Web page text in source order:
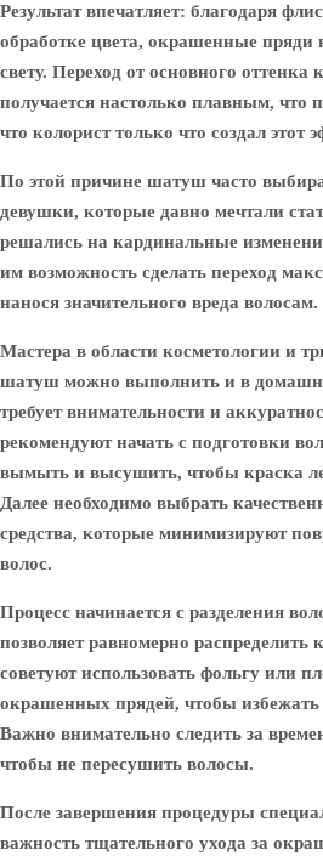
Результат впечатляет: благодаря
обработке цвета, окрашенные пряди
свету. Переход от основного оттенка
получается настолько плавным, что
что колорист только что создал этот
По этой причине шатуш часто
девушки, которые давно мечтали
решались на кардинальные
им возможность сделать переход
нанося значительного вреда волосам.
Мастера в области косметологии и
шатуш можно выполнить и в
требует внимательности и
рекомендуют начать с подготовки
вымыть и высушить, чтобы краска
Далее необходимо выбрать
средства, которые минимизируют
волос.
Процесс начинается с разделения
позволяет равномерно распределить
советуют использовать фольгу или
окрашенных прядей, чтобы
Важно внимательно следить за
чтобы не пересушить волосы.
После завершения процедуры
важность тщательного ухода за